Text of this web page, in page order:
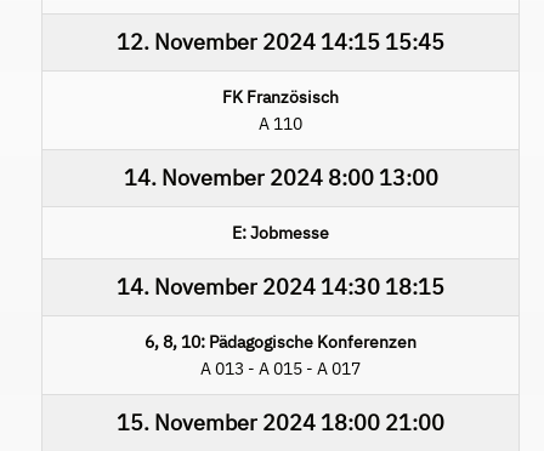
12. November 2024 14:15 15:45
FK Französisch
A 110
14. November 20248:00 13:00
E: Jobmesse
14. November 2024 14:30 18:15
6, 8, 10: Pädagogische Konferenzen
A 013 - A 015 - A 017
15. November 2024 18:00 21:00